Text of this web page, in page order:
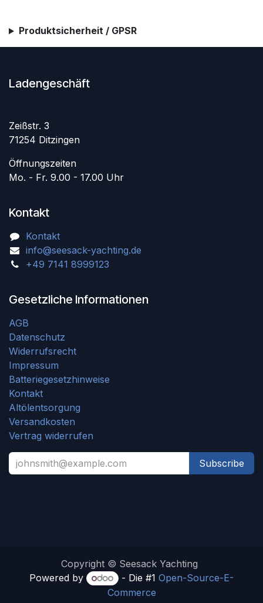
Produktsicherheit / GPSR
Ladengeschäft
Zeißstr. 3
71254 Ditzingen
Öffnungszeiten
Mo. - Fr. 9.00 - 17.00 Uhr
Kontakt
Kontakt
info@seesack-yachting.de
+49 7141 8999123
Gesetzliche Informationen
AGB
Datenschutz
Widerrufsrecht
Impressum
Batteriegesetzhinweise
Kontakt
Altölentsorgung
Versandkosten
Vertrag widerrufen
Subscribe
Copyright © Seesack Yachting
Powered by
- Die #1 Open-Source-E-
Commerce